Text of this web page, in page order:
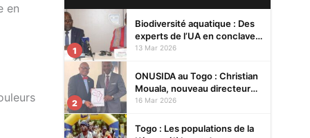
en
1
Biodiversité aquatique : Des
experts de l’UA en conclave à
Lomé pour renforcer la
13 Mar 2026
2
ONUSIDA au Togo : Christian
Mouala, nouveau directeur
pays
16 Mar 2026
Togo : Les populations de la